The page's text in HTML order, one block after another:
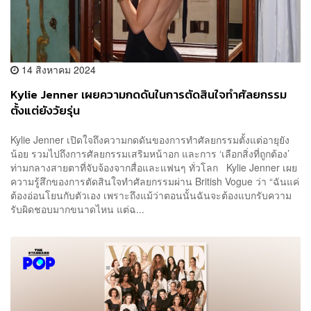
14 สิงหาคม 2024
Kylie Jenner เผยความกดดันในการตัดสินใจทำศัลยกรรม
ตั้งแต่ยังวัยรุ่น
Kylie Jenner เปิดใจถึงความกดดันของการทำศัลยกรรมตั้งแต่อายุยัง
น้อย รวมไปถึงการศัลยกรรมเสริมหน้าอก และการ ‘เลือกสิ่งที่ถูกต้อง’
ท่ามกลางสายตาที่จับจ้องจากสื่อและแฟนๆ ทั่วโลก Kylie Jenner เผย
ความรู้สึกของการตัดสินใจทำศัลยกรรมผ่าน British Vogue ว่า “ฉันแค่
ต้องอ่อนโยนกับตัวเอง เพราะถึงแม้ว่าตอนนั้นฉันจะต้องแบกรับความ
รับผิดชอบมากขนาดไหน แต่ฉ...